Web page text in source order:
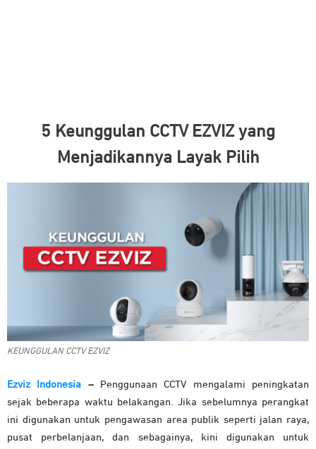
5 Keunggulan CCTV EZVIZ yang
Menjadikannya Layak Pilih
KEUNGGULAN CCTV EZVIZ
Ezviz Indonesia –
Penggunaan CCTV mengalami peningkatan
sejak beberapa waktu belakangan. Jika sebelumnya perangkat
ini digunakan untuk pengawasan area publik seperti jalan raya,
pusat perbelanjaan, dan sebagainya, kini digunakan untuk